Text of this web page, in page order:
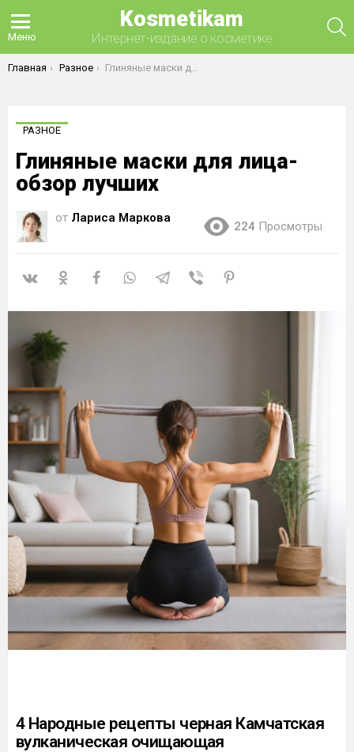
Меню
Kosmetikam
Интернет-издание о косметике
Вы здесь:
Главная Разное Глиняные маски для лица- обзор лучших
РАЗНОЕ
Глиняные маски для лица-
обзор лучших
от Лариса Маркова
224 Просмотры
4 Народные рецепты черная Камчатская
вулканическая очищающая